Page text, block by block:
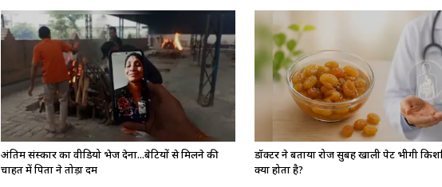
अंतिम संस्कार का वीडियो भेज देना...बेटियों से मिलने की
चाहत में पिता ने तोड़ा दम
डॉक्टर ने बताया रोज सुबह खाली पेट भीगी
क्या होता है?